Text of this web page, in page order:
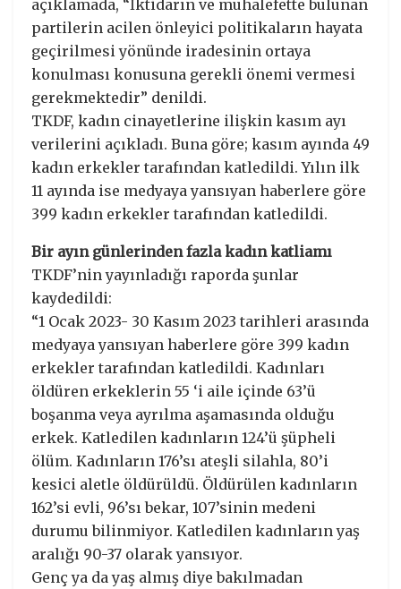
açıklamada, “İktidarın ve muhalefette bulunan
partilerin acilen önleyici politikaların hayata
geçirilmesi yönünde iradesinin ortaya
konulması konusuna gerekli önemi vermesi
gerekmektedir” denildi.
TKDF, kadın cinayetlerine ilişkin kasım ayı
verilerini açıkladı. Buna göre; kasım ayında 49
kadın erkekler tarafından katledildi. Yılın ilk
11 ayında ise medyaya yansıyan haberlere göre
399 kadın erkekler tarafından katledildi.
Bir ayın günlerinden fazla kadın katliamı
TKDF’nin yayınladığı raporda şunlar
kaydedildi:
“1 Ocak 2023- 30 Kasım 2023 tarihleri arasında
medyaya yansıyan haberlere göre 399 kadın
erkekler tarafından katledildi. Kadınları
öldüren erkeklerin 55 ‘i aile içinde 63’ü
boşanma veya ayrılma aşamasında olduğu
erkek. Katledilen kadınların 124’ü şüpheli
ölüm. Kadınların 176’sı ateşli silahla, 80’i
kesici aletle öldürüldü. Öldürülen kadınların
162’si evli, 96’sı bekar, 107’sinin medeni
durumu bilinmiyor. Katledilen kadınların yaş
aralığı 90-37 olarak yansıyor.
Genç ya da yaş almış diye bakılmadan